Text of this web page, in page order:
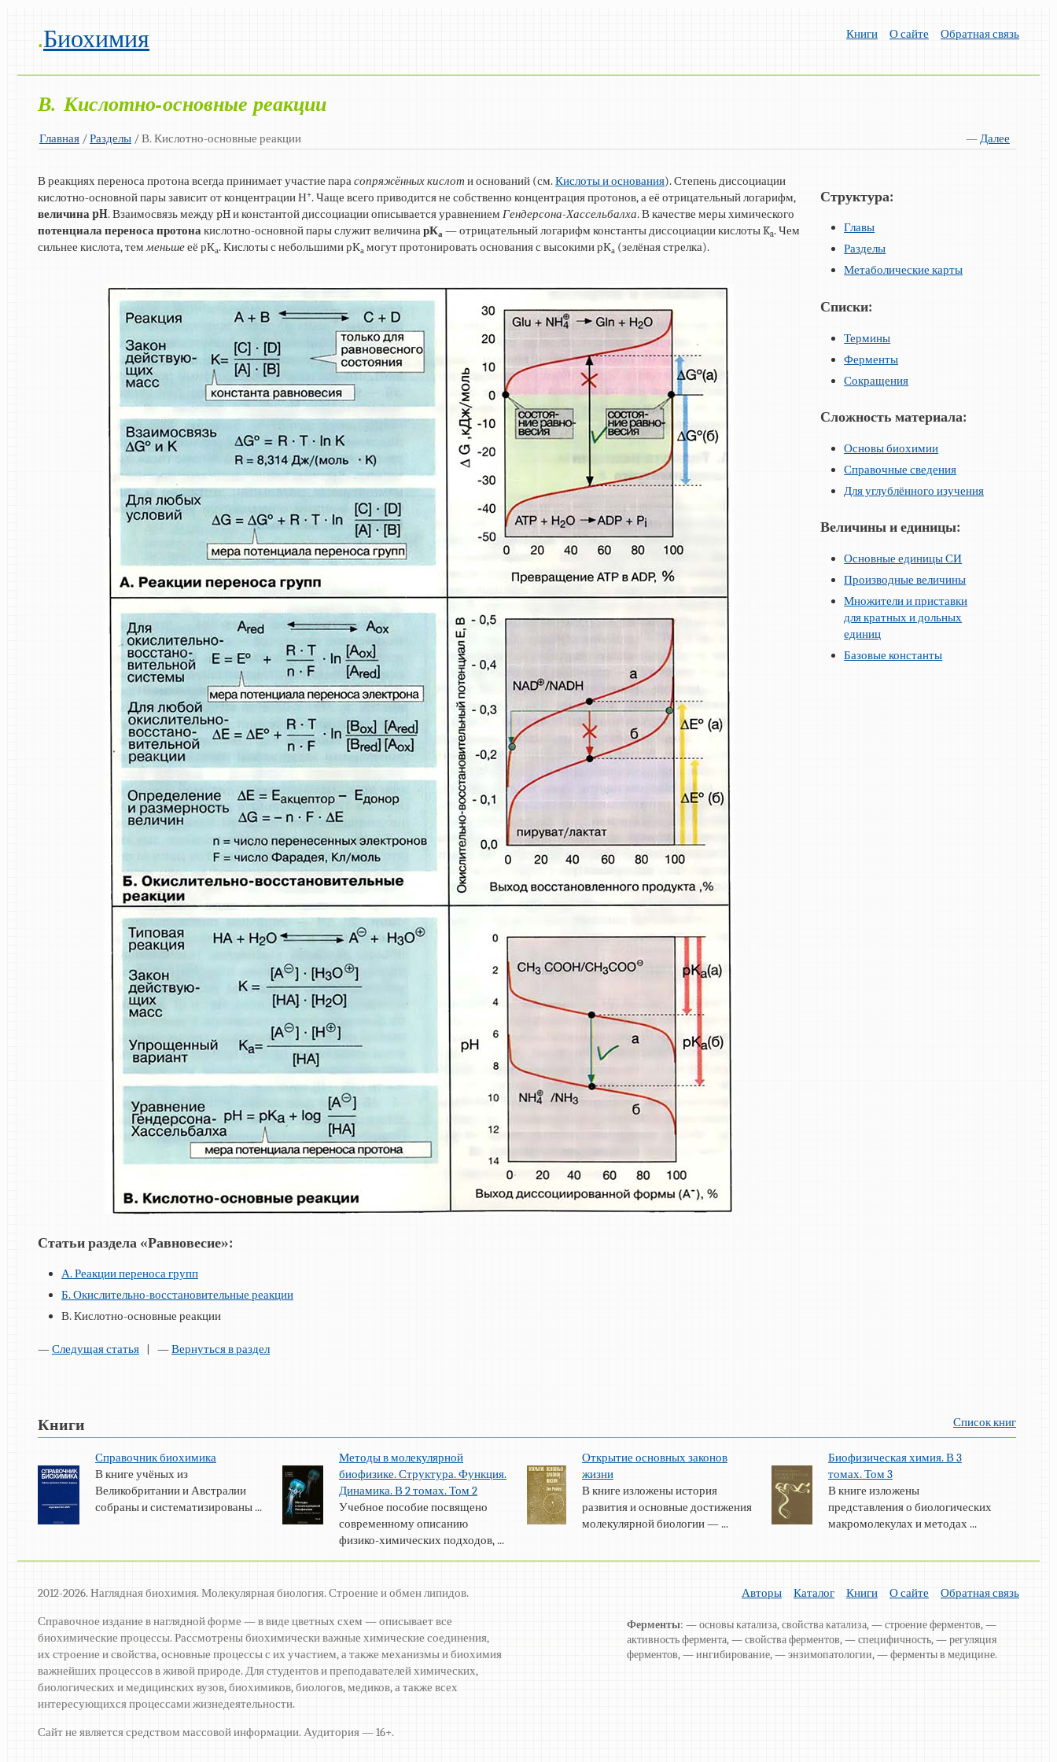
.Биохимия Книги О сайте Обратная связь
В. Кислотно-основные реакции
Главная / —Далее
Разделы / В. Кислотно-основные реакции
В реакциях переноса протона всегда принимает участие парасопряжённых кислот и оснований (см.Кислоты и основания). Степень диссоциации
кислотно-основной пары зависит от концентрации Н+. Чаще всего приводится не собственно концентрация протонов, а её отрицательный логарифм,
величина pH. Взаимосвязь между pH и константой диссоциации описывается уравнением Гендерсона-Хассельбалха. В качестве меры химического
потенциала переноса протонакислотно-основной пары служит величинарКа — отрицательный логарифм константы диссоциации кислоты Ka. Чем
сильнее кислота, темменьшееё рКа. Кислоты с небольшими рКа могут протонировать основания с высокими рКа (зелёная стрелка).
Статьи раздела «Равновесие»:
А. Реакции переноса групп
Б. Окислительно-восстановительные реакции
В. Кислотно-основные реакции
—Следущая статья | —Вернуться в раздел
Структура:
Главы
Разделы
Метаболические карты
Списки:
Термины
Ферменты
Сокращения
Сложность материала:
Основы биохимии
Справочные сведения
Для углублённого изучения
Величины и единицы:
Основные единицы СИ
Производные величины
Множители и приставки
для кратных и дольных
единиц
Базовые константы
Книги Список книг
Справочник биохимика
В книге учёных из
Великобритании и Австралии
собраны и систематизированы ...
Методы в молекулярной
биофизике. Структура. Функция.
Динамика. В 2 томах. Том 2
Учебное пособие посвящено
современному описанию
физико-химических подходов, ...
Открытие основных законов
жизни
В книге изложены история
развития и основные достижения
молекулярной биологии — ...
Биофизическая химия. В 3
томах. Том 3
В книге изложены
представления о биологических
макромолекулах и методах ...
2012-2026. Наглядная биохимия. Молекулярная биология. Строение и обмен липидов.
Справочное издание в наглядной форме — в виде цветных схем — описывает все
биохимические процессы. Рассмотрены биохимически важные химические соединения,
их строение и свойства, основные процессы с их участием, а также механизмы и биохимия
важнейших процессов в живой природе. Для студентов и преподавателей химических,
биологических и медицинских вузов, биохимиков, биологов, медиков, а также всех
интересующихся процессами жизнедеятельности.
Сайт не является средством массовой информации. Аудитория — 16+.
Авторы Каталог Книги О сайте Обратная связь
Ферменты: — основы катализа, свойства катализа, — строение ферментов, —
активность фермента, — свойства ферментов, — специфичность, — регуляция
ферментов, — ингибирование, — энзимопатологии, — ферменты в медицине.